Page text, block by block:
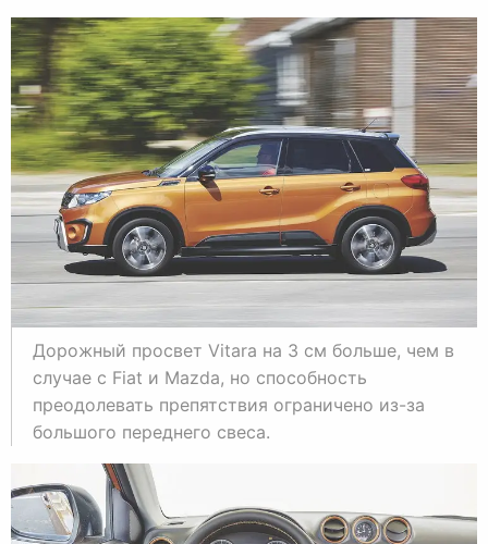
Дорожный просвет Vitara на 3 см больше, чем в
случае с Fiat и Mazda, но способность
преодолевать препятствия ограничено из-за
большого переднего свеса.